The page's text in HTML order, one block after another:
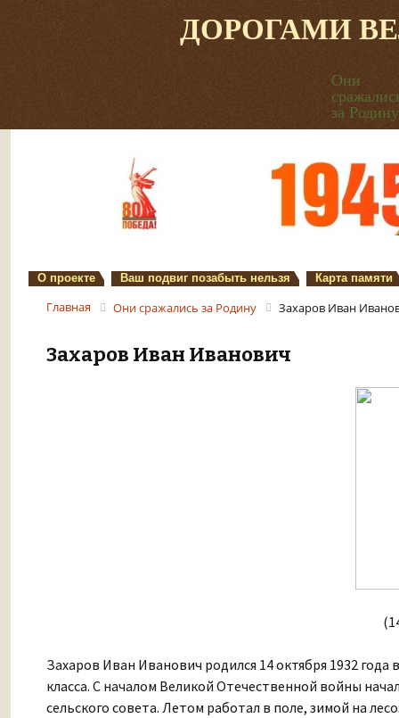
ДОРОГАМИ
Они
за Родину
О проекте Ваш подвиг позабыть нельзя Карта памяти
Главная Они сражались за Родину Захаров Иван
Захаров Иван Иванович
Захаров Иван Иванович родился 14 октября 1932
класса. С началом Великой Отечественной войны
сельского совета. Летом работал в поле, зимой на